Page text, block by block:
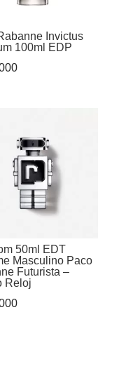
Invictus
100ml EDP
50ml EDT
Masculino Paco
Futurista –
Reloj